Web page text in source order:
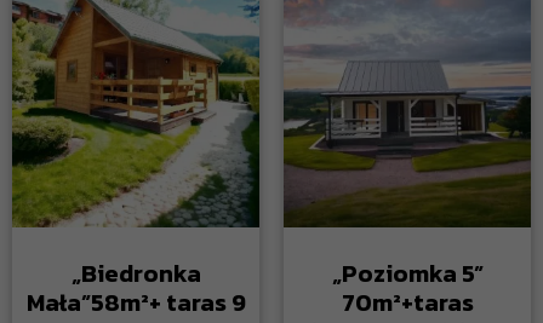
„Biedronka
Mała”58m²+ taras 9
„Poziomka 5”
70m²+taras